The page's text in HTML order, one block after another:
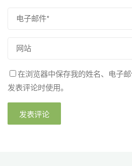
在浏览器中保存我的姓名、电子
发表评论时使用。